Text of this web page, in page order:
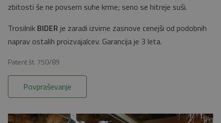
zbitosti še ne povsem suhe krme; seno se hitreje suši.
Trosilnik BIDER je zaradi izvirne zasnove cenejši od podobnih
naprav ostalih proizvajalcev. Garancija je 3 leta.
Patent št. 750/89
Povpraševanje